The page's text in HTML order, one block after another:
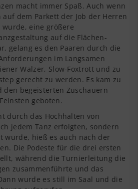
macht immer Spaß. Auch wenn
auf dem Parkett der Job der Herren
eine größere
auf die Flächen­
gelang es den Paaren durch die
im Langsamen
Walzer, Slow-Foxtrott und zu
gerecht zu werden. Es kam zu
den begeisterten Zuschauern
geboten.
durch das Hochhalten von
je­dem Tanz erfolgten, sondern
wurde, hieß es auch nach der
Die Podeste für die drei ersten
während die Turnierleitung die
zusammen­führte und das
wurde es still im Saal und die